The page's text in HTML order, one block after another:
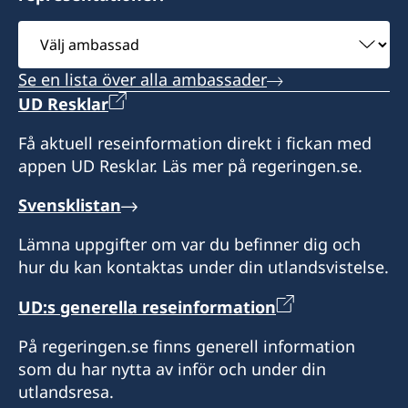
Tidsbokning krävs.
Välj
ambassad
Se en lista över alla ambassader
UD Resklar
Få aktuell reseinformation direkt i fickan med
appen UD Resklar. Läs mer på regeringen.se.
Svensklistan
Lämna uppgifter om var du befinner dig och
hur du kan kontaktas under din utlandsvistelse.
UD:s generella reseinformation
På regeringen.se finns generell information
som du har nytta av inför och under din
utlandsresa.